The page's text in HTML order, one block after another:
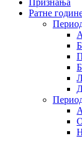
Признања
Ратне